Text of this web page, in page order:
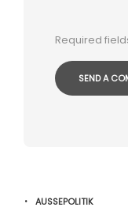
Required
AUSSEPOLITIK